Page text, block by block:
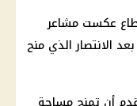
عكست مشاعر
الانتصار الذي منح